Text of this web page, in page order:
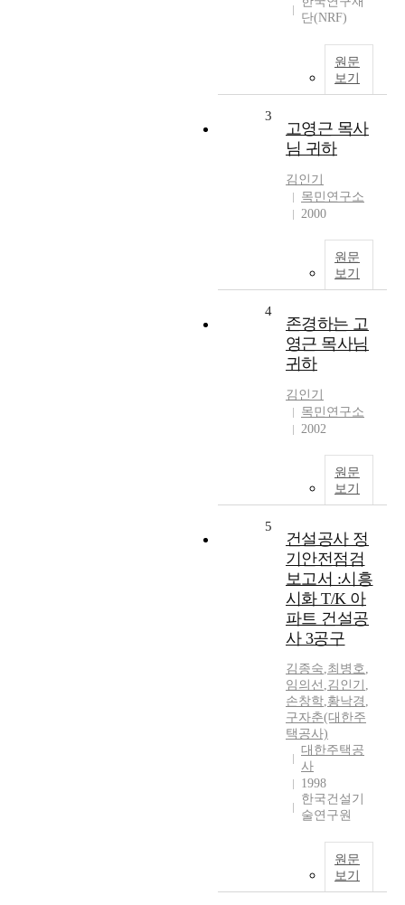
단(NRF)
원문
보기
3
고영근 목사
님 귀하
김인기
목민연구소
2000
원문
보기
4
존경하는 고
영근 목사님
귀하
김인기
목민연구소
2002
원문
보기
5
건설공사 정
기안전점검
보고서 :시흥
시화 T/K 아
파트 건설공
사 3공구
김종숙,최병호,
임의선 ,김인기 ,
손창학,황낙경 ,
구자춘(대한주
택공사)
대한주택공
사
1998
한국건설기
술연구원
원문
보기